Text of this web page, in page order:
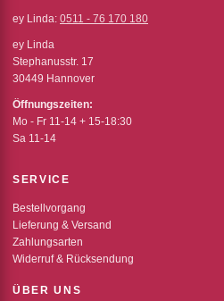
ey Linda: 0511 - 76 170 180
ey Linda
Stephanusstr. 17
30449 Hannover
Öffnungszeiten:
Mo - Fr 11-14 + 15-18:30
Sa 11-14
SERVICE
Bestellvorgang
Lieferung & Versand
Zahlungsarten
Widerruf & Rücksendung
ÜBER UNS